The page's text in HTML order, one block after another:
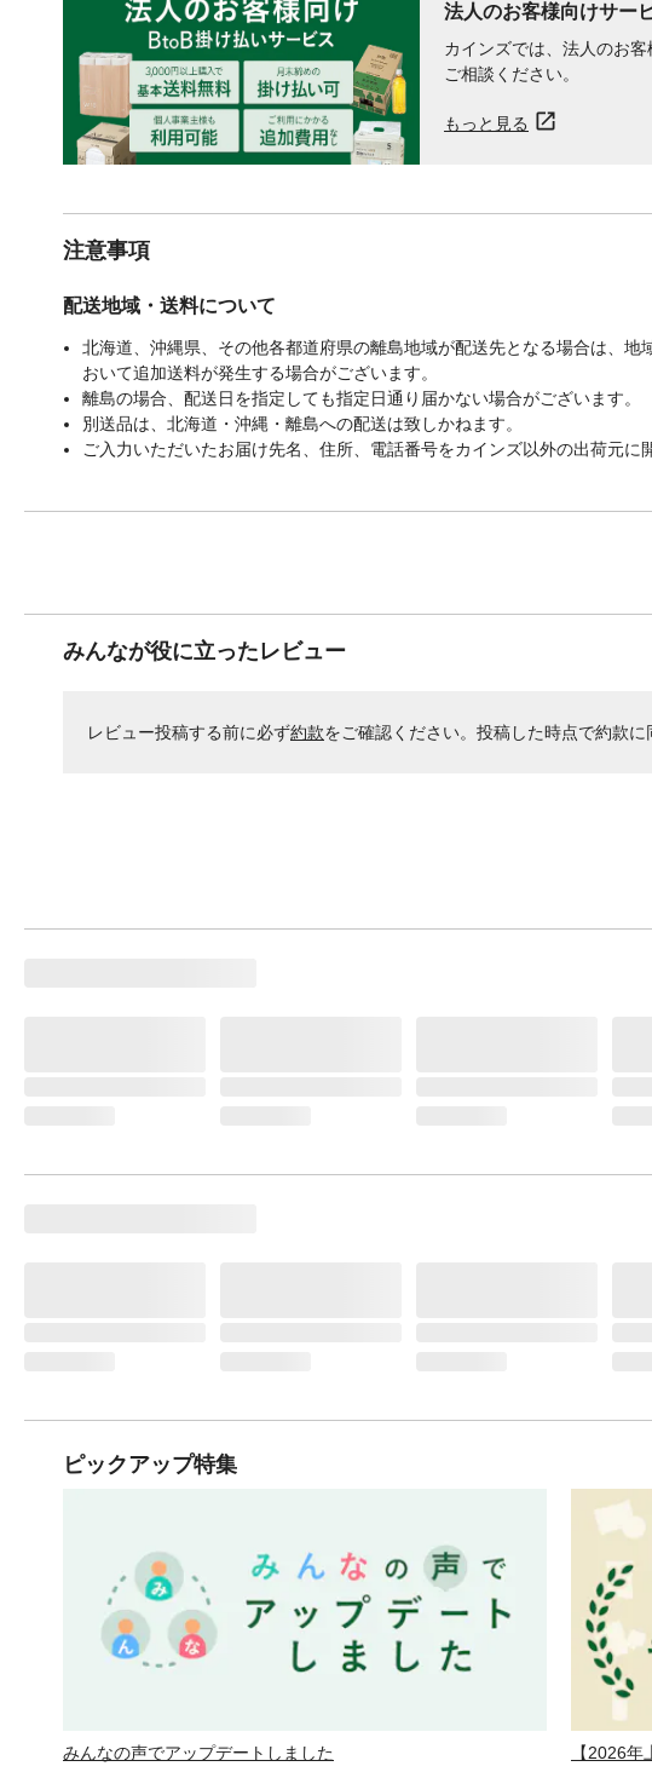
法人のお客様向けサー
カインズでは、法人のお
ご相談ください。
もっと見る
注意事項
配送地域・送料について
北海道、沖縄県、その他各都道府県の離島地域が配送先となる場合は、
おいて追加送料が発生する場合がございます。
離島の場合、配送日を指定しても指定日通り届かない場合がございます。
別送品は、北海道・沖縄・離島への配送は致しかねます。
ご入力いただいたお届け先名、住所、電話番号をカインズ以外の出荷元
みんなが役に立ったレビュー
レビュー投稿する前に必ず約款をご確認ください。投稿した時点で約款に
ピックアップ特集
みんなの声でアップデートしました 【2026